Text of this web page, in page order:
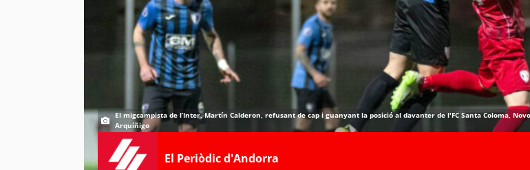
El migcampista de l’Inter, Martín Calderon, refusant de cap i guanyant la posició al davanter de l'FC Santa Coloma,
Arquíñigo
El Periòdic d'Andorra